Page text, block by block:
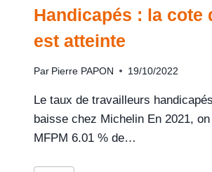
Handicapés : la cote
est atteinte
Par Pierre PAPON 19/10/2022
Le taux de travailleurs
baisse chez Michelin En 2021,
MFPM 6.01 % de…